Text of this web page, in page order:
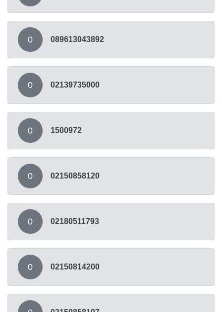
0 089613043892
0 02139735000
0 1500972
0 02150858120
0 02180511793
0 02150814200